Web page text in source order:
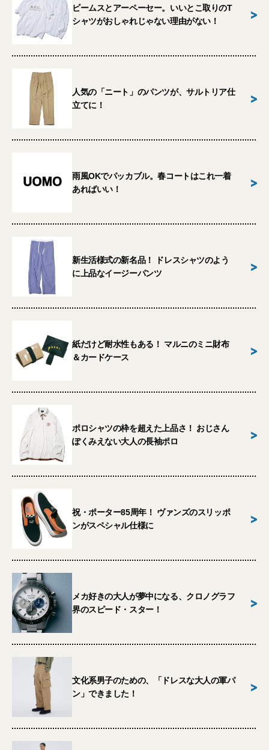
ビームスとアーペーセー。いいとこ取りのT
シャツがおしゃれじゃない理由がない！
>
人気の「ニート」のパンツが、サルトリア仕
立てに！
>
雨風OKでパッカブル。春コートはこれ一着
あればいい！
>
新生活様式の新名品！ ドレスシャツのよう
に上品なイージーパンツ
>
紙だけど耐水性もある！ マルニのミニ財布
＆カードケース
>
ポロシャツの枠を超えた上品さ！ おじさん
ぽくみえない大人の長袖ポロ
>
祝・ポーター85周年！ ヴァンズのスリッポ
ンがスペシャル仕様に
>
メカ好きの大人が夢中になる、クロノグラフ
界のスピード・スター！
>
文化系男子のための、「ドレスな大人の軍パ
ン」できました！
>